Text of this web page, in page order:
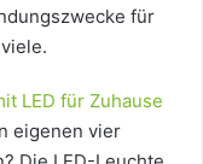
für
LED für Zuhause
eigenen vier